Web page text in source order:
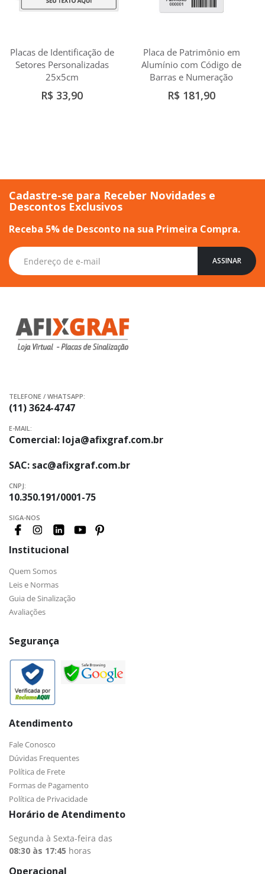
Placas de Identificação de
Setores Personalizadas
25x5cm
R$ 33,90
Placa de Patrimônio em
Alumínio com Código de
Barras e Numeração
R$ 181,90
Cadastre-se para Receber Novidades e
Descontos Exclusivos
Receba 5% de Desconto na sua Primeira Compra.
Inscreva-
se
na
ASSINAR
TELEFONE / WHATSAPP:
(11) 3624-4747
E-MAIL:
Comercial: loja@afixgraf.com.br
SAC: sac@afixgraf.com.br
CNPJ:
10.350.191/0001-75
SIGA-NOS
Institucional
Quem Somos
Leis e Normas
Guia de Sinalização
Avaliações
Segurança
Atendimento
Fale Conosco
Dúvidas Frequentes
Política de Frete
Formas de Pagamento
Política de Privacidade
Horário de Atendimento
Segunda à Sexta-feira das
08:30 às 17:45 horas
Operacional